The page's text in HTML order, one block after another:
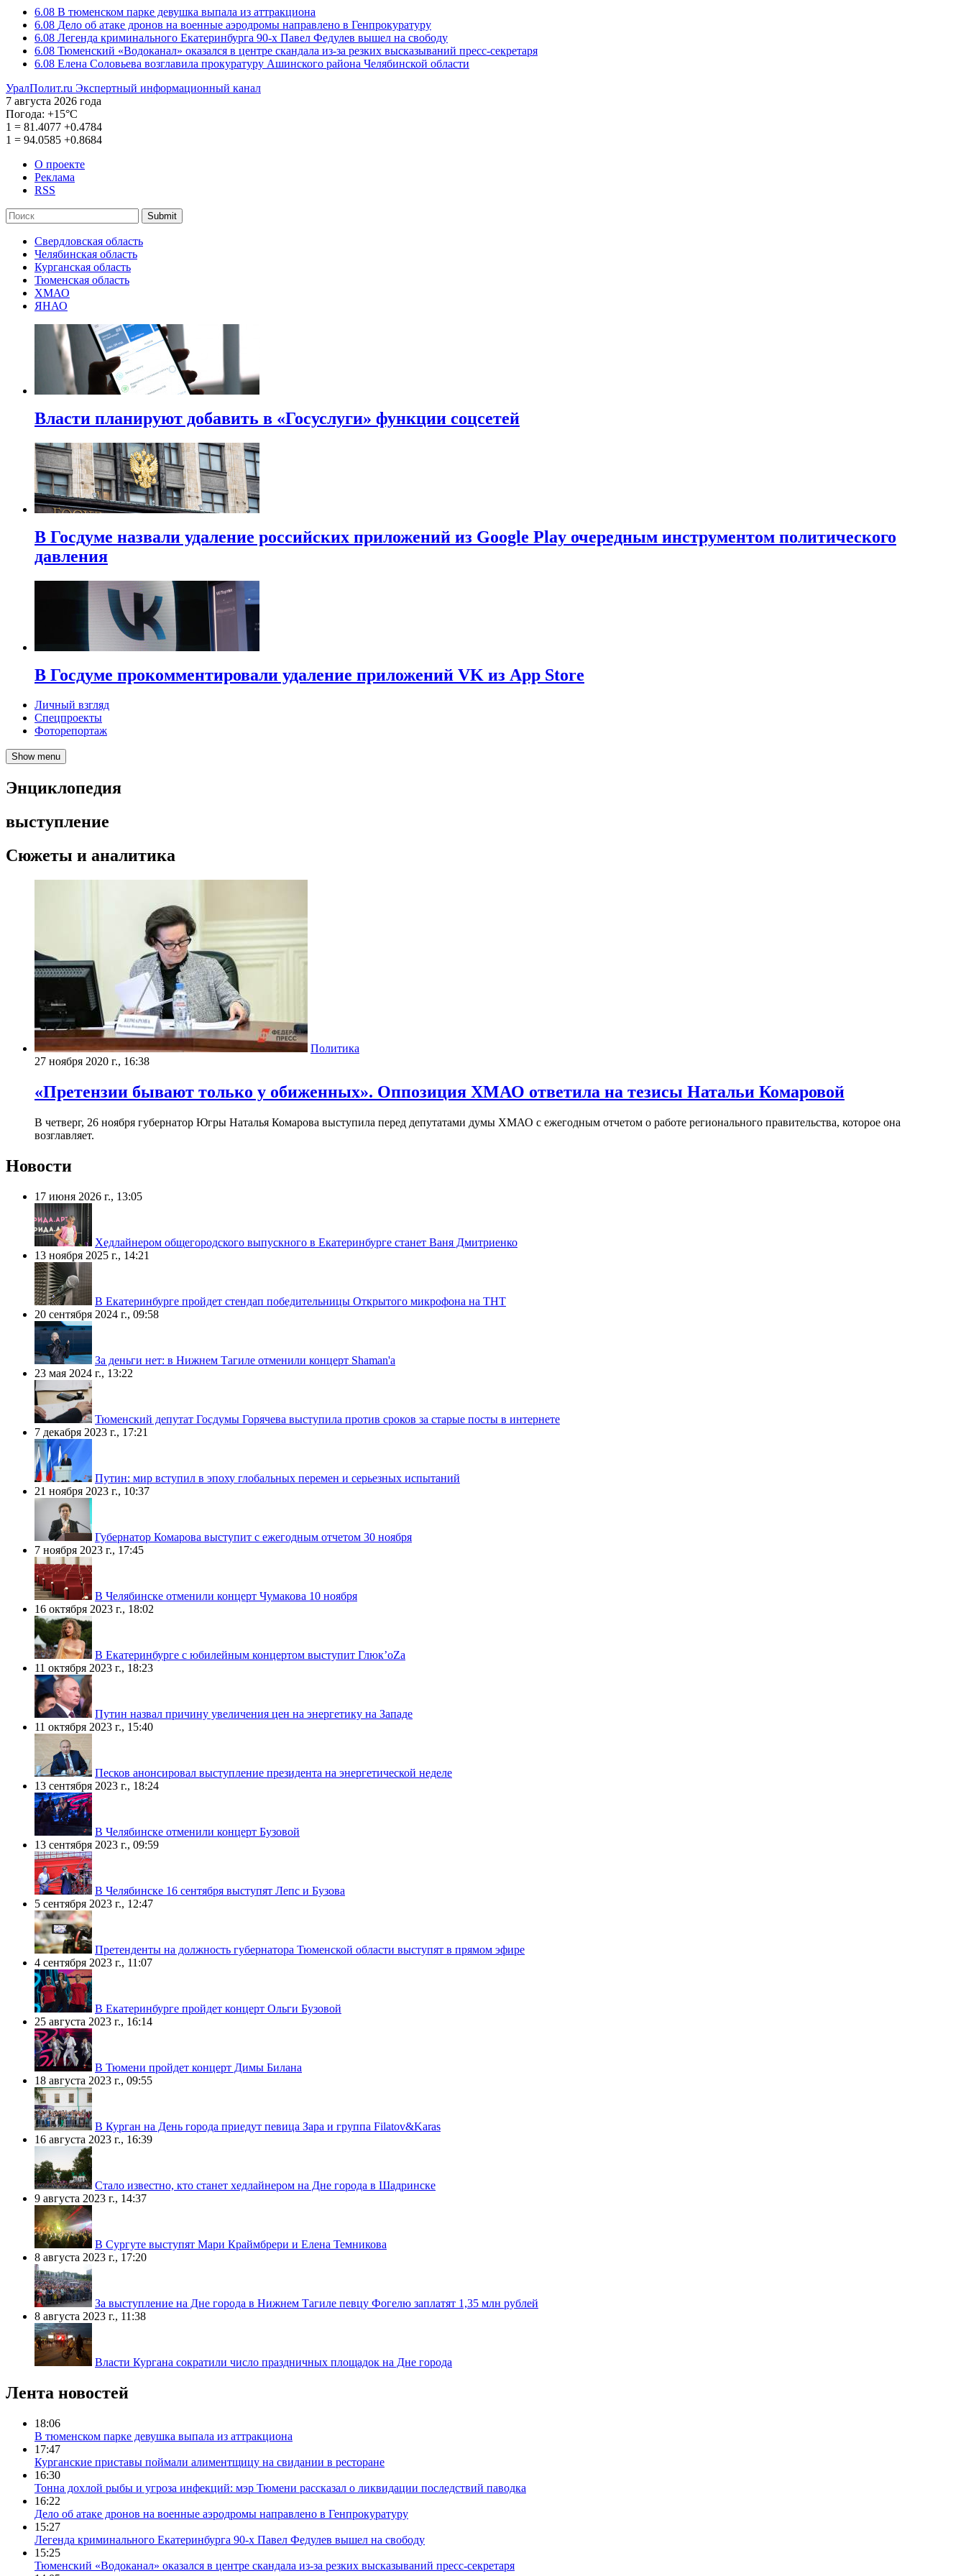
6.08 В тюменском парке девушка выпала из аттракциона
6.08 Дело об атаке дронов на военные аэродромы направлено в Генпрокуратуру
6.08 Легенда криминального Екатеринбурга 90-х Павел Федулев вышел на свободу
6.08 Тюменский «Водоканал» оказался в центре скандала из-за резких высказываний пресс-секретаря
6.08 Елена Соловьева возглавила прокуратуру Ашинского района Челябинской области
УралПолит.ru Экспертный информационный канал
7 августа 2026 года
Погода: +15°С
1 = 81.4077 +0.4784
1 = 94.0585 +0.8684
О проекте
Реклама
RSS
Submit
Свердловская область
Челябинская область
Курганская область
Тюменская область
ХМАО
ЯНАО
Власти планируют добавить в «Госуслуги» функции соцсетей
В Госдуме назвали удаление российских приложений из Google Play очередным инструментом политического
давления
В Госдуме прокомментировали удаление приложений VK из App Store
Личный взгляд
Спецпроекты
Фоторепортаж
Show menu
Энциклопедия
выступление
Сюжеты и аналитика
Политика
27 ноября 2020 г., 16:38
​«Претензии бывают только у обиженных». Оппозиция ХМАО ответила на тезисы Натальи Комаровой
В четверг, 26 ноября губернатор Югры Наталья Комарова выступила перед депутатами думы ХМАО с ежегодным отчетом о работе регионального правительства, которое она
возглавляет.
Новости
17 июня 2026 г., 13:05
Хедлайнером общегородского выпускного в Екатеринбурге станет Ваня Дмитриенко
13 ноября 2025 г., 14:21
В Екатеринбурге пройдет стендап победительницы Открытого микрофона на ТНТ
20 сентября 2024 г., 09:58
За деньги нет: в Нижнем Тагиле отменили концерт Shaman'a
23 мая 2024 г., 13:22
Тюменский депутат Госдумы Горячева выступила против сроков за старые посты в интернете
7 декабря 2023 г., 17:21
Путин: мир вступил в эпоху глобальных перемен и серьезных испытаний
21 ноября 2023 г., 10:37
Губернатор Комарова выступит с ежегодным отчетом 30 ноября
7 ноября 2023 г., 17:45
В Челябинске отменили концерт Чумакова 10 ноября
16 октября 2023 г., 18:02
В Екатеринбурге с юбилейным концертом выступит Глюк’oZa
11 октября 2023 г., 18:23
Путин назвал причину увеличения цен на энергетику на Западе
11 октября 2023 г., 15:40
Песков анонсировал выступление президента на энергетической неделе
13 сентября 2023 г., 18:24
В Челябинске отменили концерт Бузовой
13 сентября 2023 г., 09:59
В Челябинске 16 сентября выступят Лепс и Бузова
5 сентября 2023 г., 12:47
Претенденты на должность губернатора Тюменской области выступят в прямом эфире
4 сентября 2023 г., 11:07
В Екатеринбурге пройдет концерт Ольги Бузовой
25 августа 2023 г., 16:14
В Тюмени пройдет концерт Димы Билана
18 августа 2023 г., 09:55
В Курган на День города приедут певица Зара и группа Filatov&Karas
16 августа 2023 г., 16:39
Стало известно, кто станет хедлайнером на Дне города в Шадринске
9 августа 2023 г., 14:37
В Сургуте выступят Мари Краймбрери и Елена Темникова
8 августа 2023 г., 17:20
За выступление на Дне города в Нижнем Тагиле певцу Фогелю заплатят 1,35 млн рублей
8 августа 2023 г., 11:38
Власти Кургана сократили число праздничных площадок на Дне города
Лента новостей
18:06
В тюменском парке девушка выпала из аттракциона
17:47
Курганские приставы поймали алиментщицу на свидании в ресторане
16:30
Тонна дохлой рыбы и угроза инфекций: мэр Тюмени рассказал о ликвидации последствий паводка
16:22
Дело об атаке дронов на военные аэродромы направлено в Генпрокуратуру
15:27
Легенда криминального Екатеринбурга 90-х Павел Федулев вышел на свободу
15:25
Тюменский «Водоканал» оказался в центре скандала из-за резких высказываний пресс-секретаря